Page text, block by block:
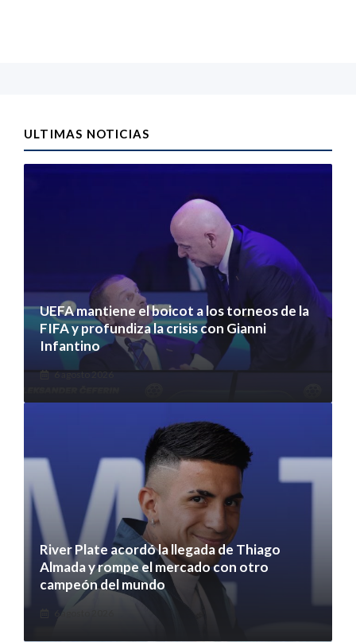
ULTIMAS NOTICIAS
UEFA mantiene el boicot a los torneos de la
FIFA y profundiza la crisis con Gianni
Infantino
6 agosto 2026
River Plate acordó la llegada de Thiago
Almada y rompe el mercado con otro
campeón del mundo
6 agosto 2026